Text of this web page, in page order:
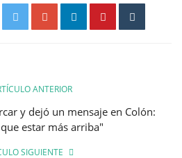
ANTERIOR
y dejó un mensaje en Colón:
estar más arriba"
SIGUIENTE